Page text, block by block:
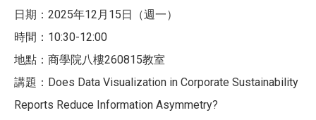
日期：2025年12月15日（週一）
時間：10:30-12:00
地點：商學院八樓260815教室
講題：Does Data Visualization in Corporate Sustainability
Reports Reduce Information Asymmetry?